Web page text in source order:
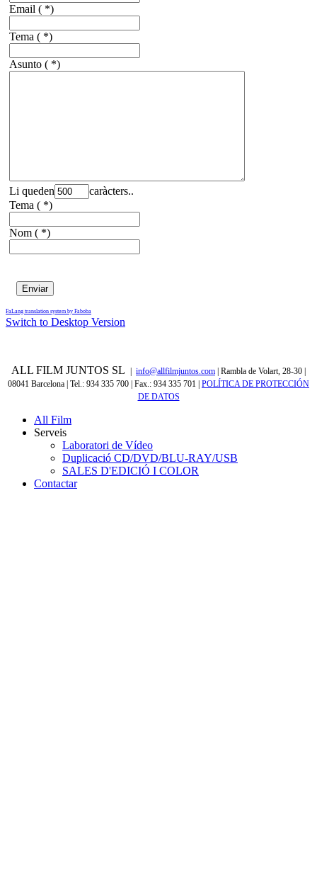
Email ( *)
Tema ( *)
Asunto ( *)
Li queden
caràcters..
Tema ( *)
Nom ( *)
FaLang translation system by Faboba
Switch to Desktop Version
ALL FILM JUNTOS SL | info@allfilmjuntos.com | Rambla de Volart, 28-30 |
08041 Barcelona | Tel.: 934 335 700 | Fax.: 934 335 701 | POLÍTICA DE PROTECCIÓN
DE DATOS
All Film
Serveis
Laboratori de Vídeo
Duplicació CD/DVD/BLU-RAY/USB
SALES D'EDICIÓ I COLOR
Contactar